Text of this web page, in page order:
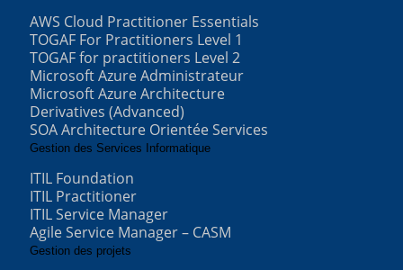
AWS Cloud Practitioner Essentials
TOGAF For Practitioners Level 1
TOGAF for practitioners Level 2
Microsoft Azure Administrateur
Microsoft Azure Architecture
Derivatives (Advanced)
SOA Architecture Orientée Services
Gestion des Services Informatique
ITIL Foundation
ITIL Practitioner
ITIL Service Manager
Agile Service Manager – CASM
Gestion des projets